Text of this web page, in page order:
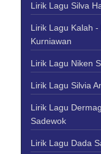
Lirik Lagu Silva
Lirik Lagu Kalah
Kurniawan
Lirik Lagu Niken
Lirik Lagu Silvia
Lirik Lagu
Sadewok
Lirik Lagu Dada